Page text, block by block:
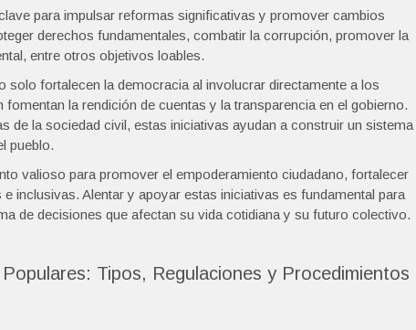
para impulsar reformas significativas y promover cambios
derechos fundamentales, combatir la corrupción, promover la
entre otros objetivos loables.
solo fortalecen la democracia al involucrar directamente a los
la rendición de cuentas y la transparencia en el gobierno.
de la sociedad civil, estas iniciativas ayudan a construir un sistema
pueblo.
valioso para promover el empoderamiento ciudadano, fortalecer
inclusivas. Alentar y apoyar estas iniciativas es fundamental para
de decisiones que afectan su vida cotidiana y su futuro colectivo.
Tipos, Regulaciones y Procedimientos